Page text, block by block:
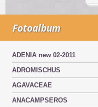
Fotoalbum
ADENIA new 02-2011
ADROMISCHUS
AGAVACEAE
ANACAMPSEROS